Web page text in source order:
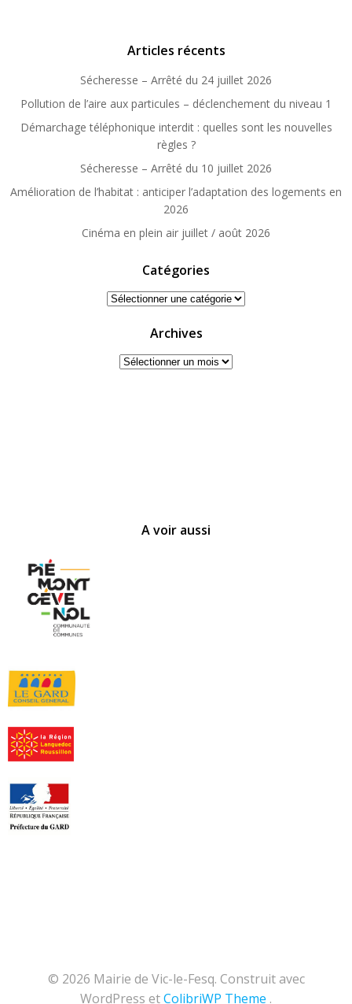
Articles récents
Sécheresse – Arrêté du 24 juillet 2026
Pollution de l’aire aux particules – déclenchement du niveau 1
Démarchage téléphonique interdit : quelles sont les nouvelles
règles ?
Sécheresse – Arrêté du 10 juillet 2026
Amélioration de l’habitat : anticiper l’adaptation des logements en
2026
Cinéma en plein air juillet / août 2026
Catégories
Catégories
Archives
Archives
A voir aussi
© 2026 Mairie de Vic-le-Fesq. Construit avec
WordPress etColibriWP Theme .